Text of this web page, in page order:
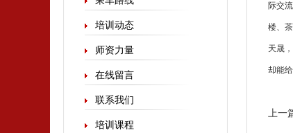
培训动态
师资力量
在线留言
联系我们
培训课程
际交
楼、茶
天晟
却能
上一